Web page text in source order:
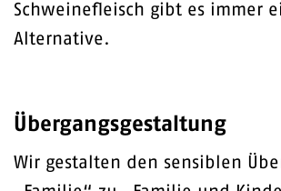
Schweinefleisch gibt es immer
Alternative.
Übergangsgestaltung
Wir gestalten den sensiblen